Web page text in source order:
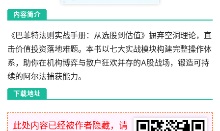
内容简介
《巴菲特法则实战手册：从选股到估值》摒弃空洞理论，直
击价值投资落地难题。本书以七大实战模块构建完整操作体
系，助你在机构博弈与散户狂欢并存的A股战场，锻造可持
续的阿尔法捕获能力。
下载地址
此处内容已经被作者隐藏，请